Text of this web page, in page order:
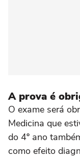
A prova é
O exame será
Medicina que
do 4º ano
como efeito